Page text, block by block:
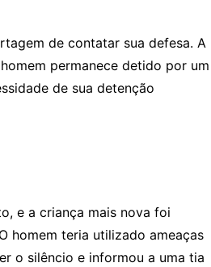
de contatar sua defesa. A
permanece detido por um
de sua detenção
e a criança mais nova foi
homem teria utilizado ameaças
o silêncio e informou a uma tia